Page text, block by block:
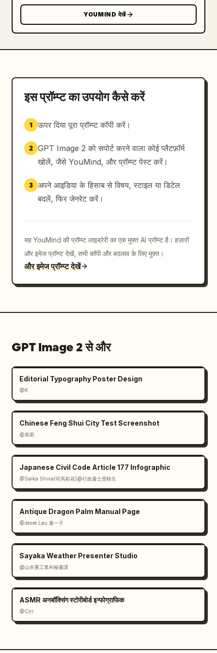
19 तक क्रम में क्रमांकित किया गया है, जो सुप्त बीज से
अंकुरण, जड़ विकास, अंकुर का निकलना, पौधे का विकास, फूल
आना, फल लगना, पकना, बीज का निकलना और चक्र के
पोस्टर में द्विभाषी लेबलिंग का उपयोग करें, जिसमें चीनी शीर्षक
अधिक प्रमुख हों और अंग्रेजी अनुवाद छोटे सेरिफ़ टेक्स्ट में हों।
सौंदर्य बोध विद्वतापूर्ण, सुरुचिपूर्ण, संग्रहालय-गुणवत्ता वाला और
टाइपोग्राफी, म्यूट बेज पृष्ठभूमि, यथार्थवादी लाल और हरे रंग, और
YOUMIND देखें
इस प्रॉम्प्ट का उपयोग कैसे करें
1 ऊपर दिया पूरा प्रॉम्प्ट कॉपी करें।
2 GPT Image 2 को सपोर्ट करने वाला कोई प्लैटफ़ॉर्म
खोलें, जैसे YouMind, और प्रॉम्प्ट पेस्ट करें।
3 अपने आइडिया के हिसाब से विषय, स्टाइल या डिटेल
बदलें, फिर जेनरेट करें।
यह YouMind की प्रॉम्प्ट लाइब्रेरी का एक मुफ़्त AI प्रॉम्प्ट है। हज़ारों
और इमेज प्रॉम्प्ट देखें, सभी कॉपी और बदलाव के लिए मुफ़्त।
और इमेज प्रॉम्प्ट देखें
GPT Image 2 से और
Editorial Typography Poster Design
@K
Chinese Feng Shui City Test Screenshot
@壹新
Japanese Civil Code Article 177 Infographic
@Saika Shiva(司馬彩花)@行政書士受験生
Antique Dragon Palm Manual Page
@Jesse Lau 遁一子
Sayaka Weather Presenter Studio
@山本重工業AI秘書課
ASMR अनबॉक्सिंग स्टोरीबोर्ड इन्फोग्राफिक
@Ciri